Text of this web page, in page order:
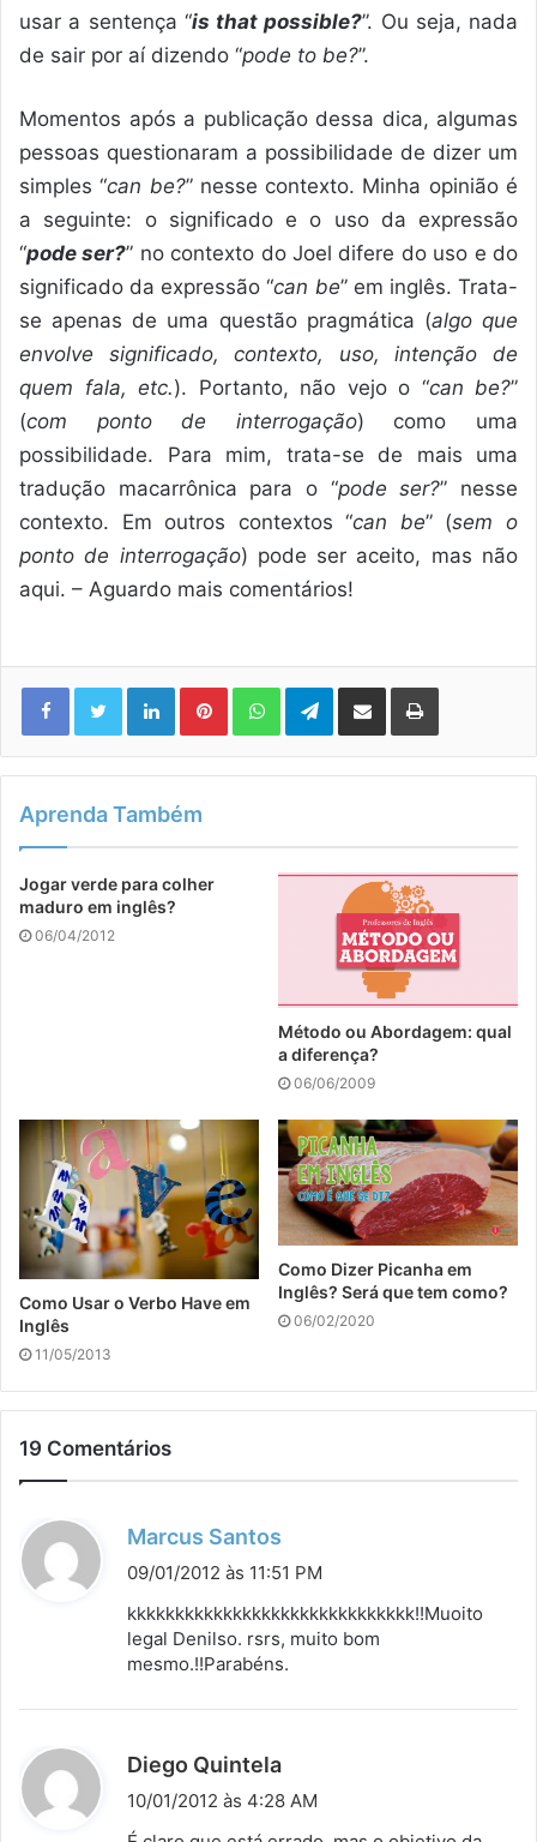
usar a sentença “is that possible?”. Ou seja, nada
de sair por aí dizendo “pode to be?”.
Momentos após a publicação dessa dica, algumas
pessoas questionaram a possibilidade de dizer um
simples “can be?” nesse contexto. Minha opinião é
a seguinte: o significado e o uso da expressão
“pode ser?” no contexto do Joel difere do uso e do
significado da expressão “can be” em inglês. Trata-
se apenas de uma questão pragmática (algo que
envolve significado, contexto, uso, intenção de
quem fala, etc.). Portanto, não vejo o “can be?”
(com ponto de interrogação) como uma
possibilidade. Para mim, trata-se de mais uma
tradução macarrônica para o “pode ser?” nesse
contexto. Em outros contextos “can be” (sem o
ponto de interrogação) pode ser aceito, mas não
aqui. – Aguardo mais comentários!
LinkedinPinterestWhatsAppTelegram
Compartilhar via e-mail Imprimir
Aprenda Também
Jogar verde para colher
maduro em inglês?
06/04/2012
Método ou Abordagem: qual
a diferença?
06/06/2009
Como Usar o Verbo Have em
Inglês
11/05/2013
Como Dizer Picanha em
Inglês? Será que tem como?
06/02/2020
19 Comentários
Marcus Santos
i
e
09/01/2012 às 11:51 PM
kkkkkkkkkkkkkkkkkkkkkkkkkkkkkk!!Muoito
legal Denilso. rsrs, muito bom
mesmo.!!Parabéns.
Diego Quintela
i
10/01/2012 às 4:28 AM